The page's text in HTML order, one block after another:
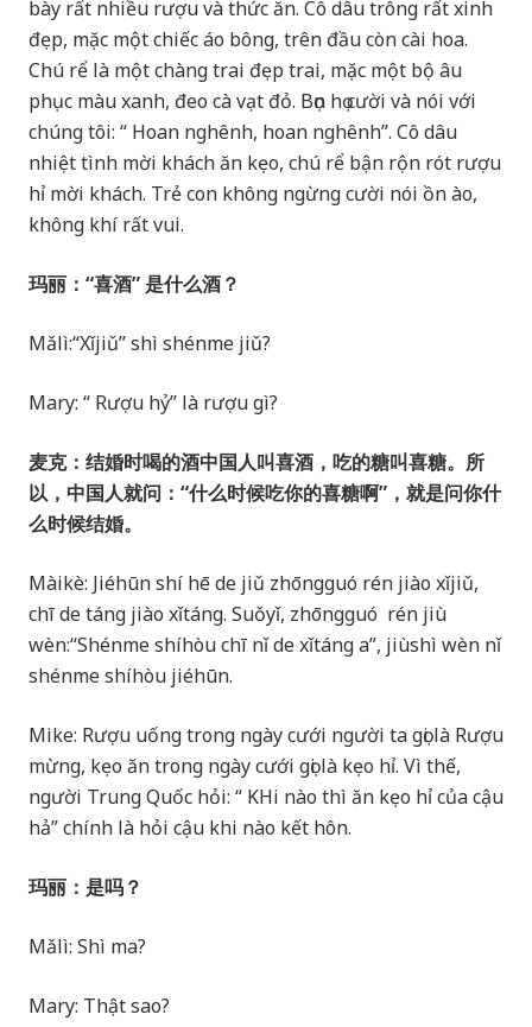
bày rất nhiều rượu và thức ăn. Cô dâu trông rất xinh
đẹp, mặc một chiếc áo bông, trên đầu còn cài hoa.
Chú rể là một chàng trai đẹp trai, mặc một bộ âu
phục màu xanh, đeo cà vạt đỏ. Bọn họ cười và nói với
chúng tôi: “ Hoan nghênh, hoan nghênh”. Cô dâu
nhiệt tình mời khách ăn kẹo, chú rể bận rộn rót rượu
hỉ mời khách. Trẻ con không ngừng cười nói ồn ào,
không khí rất vui.
玛丽：“喜酒” 是什么酒？
Mǎlì:“Xǐjiǔ” shì shénme jiǔ?
Mary: “ Rượu hỷ” là rượu gì?
麦克：结婚时喝的酒中国人叫喜酒，吃的糖叫喜糖。所
以，中国人就问：“什么时候吃你的喜糖啊”，就是问你什
么时候结婚。
Màikè: Jiéhūn shí hē de jiǔ zhōngguó rén jiào xǐjiǔ,
chī de táng jiào xǐtáng. Suǒyǐ, zhōngguó rén jiù
wèn:“Shénme shíhòu chī nǐ de xǐtáng a”, jiùshì wèn nǐ
shénme shíhòu jiéhūn.
Mike: Rượu uống trong ngày cưới người ta gọi là Rượu
mừng, kẹo ăn trong ngày cưới gọi là kẹo hỉ. Vì thế,
người Trung Quốc hỏi: “ KHi nào thì ăn kẹo hỉ của cậu
hả” chính là hỏi cậu khi nào kết hôn.
玛丽：是吗？
Mǎlì: Shì ma?
Mary: Thật sao?